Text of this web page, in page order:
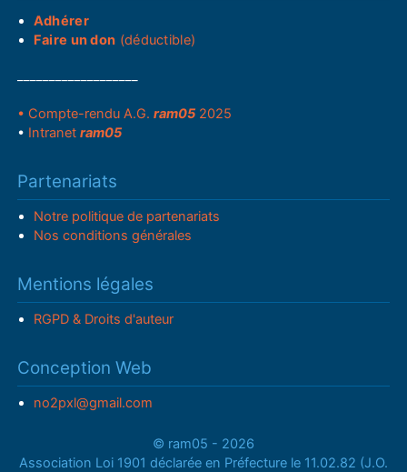
Adhérer
Faire un don (déductible)
• Compte-rendu A.G.ram05 2025
• Intranetram05
Partenariats
Notre politique de partenariats
Nos conditions générales
Mentions légales
RGPD & Droits d'auteur
Conception Web
no2pxl@gmail.com
© ram05 - 2026
Association Loi 1901 déclarée en Préfecture le 11.02.82 (J.O.